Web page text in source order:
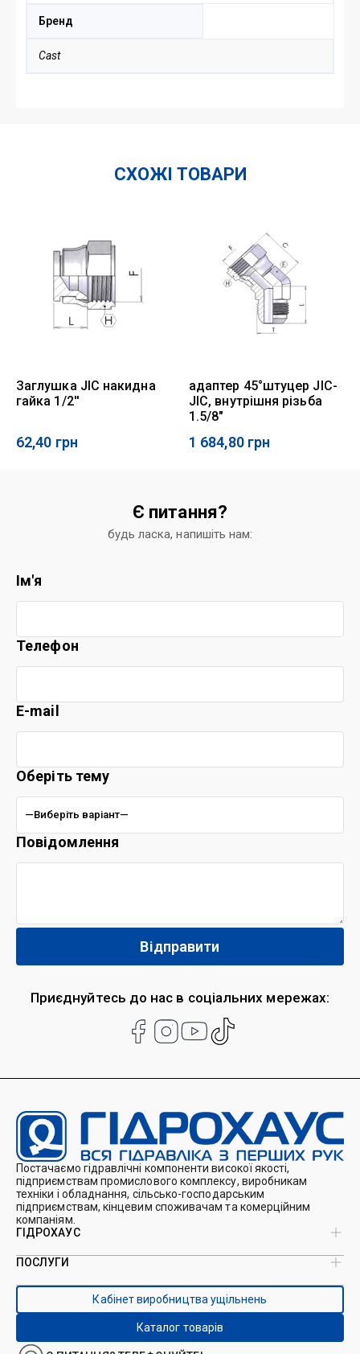
Бренд
Cast
СХОЖІ ТОВАРИ
Заглушка JIC накидна
гайка 1/2''
62,40 грн
адаптер 45°штуцер JIC-
JIC, внутрішня різьба
1.5/8"
1 684,80 грн
Є питання?
будь ласка, напишіть нам:
Приєднуйтесь до нас в соціальних мережах:
Ім'я
Телефон
E-mail
Оберіть тему
Повідомлення
Постачаємо гідравлічні компоненти високої якості,
підприємствам промислового комплексу, виробникам
техніки і обладнання, сільсько-господарським
підприємствам, кінцевим споживачам та комерційним
компаніям.
ГІДРОХАУС
Про нас
Каталоги
Контакти
ПОСЛУГИ
Виробництво ущільнень
Виробництво гідроциліндрів
Ремонт гідроциліндрів
Ремонт і виготовлення РВТ
Кабінет виробництва ущільнень
Каталог товарів